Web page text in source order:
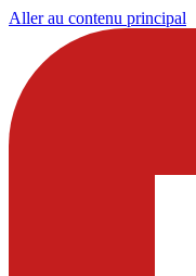
Aller au contenu principal